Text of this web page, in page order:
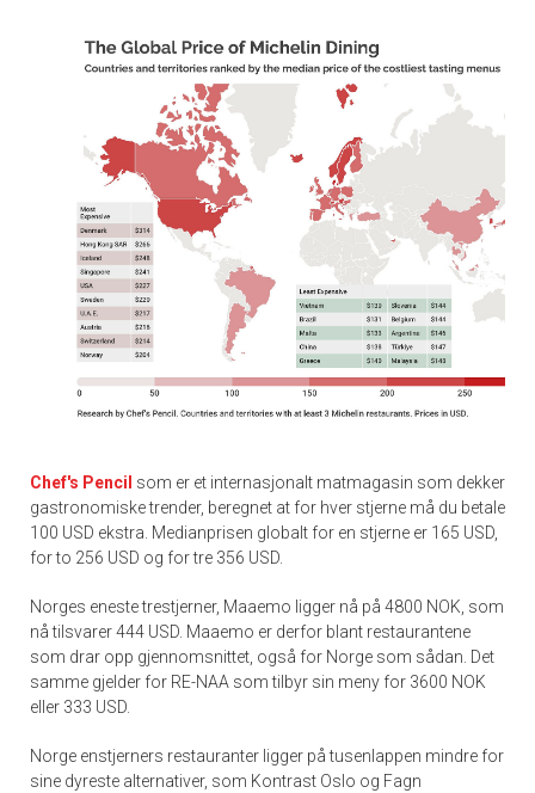
Chef's Pencil som er et internasjonalt matmagasin som dekker
gastronomiske trender, beregnet at for hver stjerne må du betale
100 USD ekstra. Medianprisen globalt for en stjerne er 165 USD,
for to 256 USD og for tre 356 USD.
Norges eneste trestjerner, Maaemo ligger nå på 4800 NOK, som
nå tilsvarer 444 USD. Maaemo er derfor blant restaurantene
som drar opp gjennomsnittet, også for Norge som sådan. Det
samme gjelder for RE-NAA som tilbyr sin meny for 3600 NOK
eller 333 USD.
Norge enstjerners restauranter ligger på tusenlappen mindre for
sine dyreste alternativer, som Kontrast Oslo og Fagn